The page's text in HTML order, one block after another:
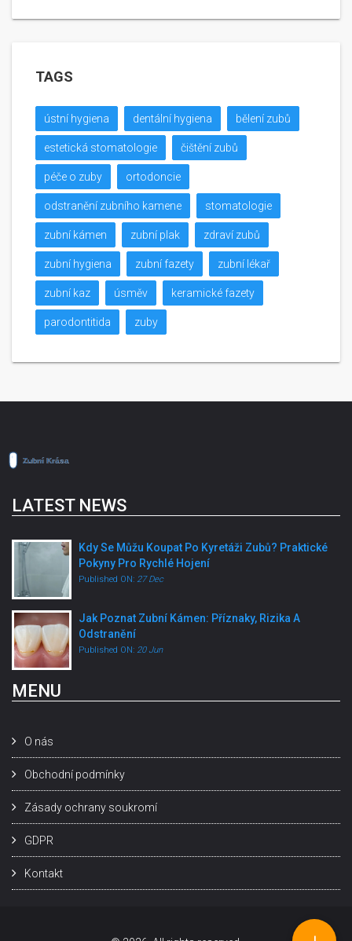
TAGS
ústní hygiena dentální hygiena bělení zubů
estetická stomatologie čištění zubů
péče o zuby ortodoncie
odstranění zubního kamene stomatologie
zubní kámen zubní plak zdraví zubů
zubní hygiena zubní fazety zubní lékař
zubní kaz úsměv keramické fazety
parodontitida zuby
LATEST NEWS
Kdy Se Můžu Koupat Po Kyretáži Zubů? Praktické
Pokyny Pro Rychlé Hojení
Published ON: 27 Dec
Jak Poznat Zubní Kámen: Příznaky, Rizika A
Odstranění
Published ON: 20 Jun
MENU
O nás
Obchodní podmínky
Zásady ochrany soukromí
GDPR
Kontakt